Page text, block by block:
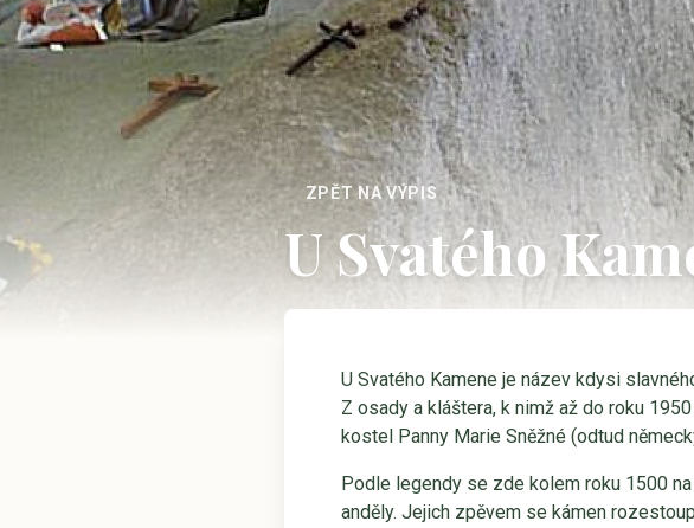
ZPĚT NA VÝPIS
U Svatého
U Svatého Kamene je název kdysi
Z osady a kláštera, k nimž až do roku
kostel Panny Marie Sněžné (odtud
Podle legendy se zde kolem roku 1500
anděly. Jejich zpěvem se kámen